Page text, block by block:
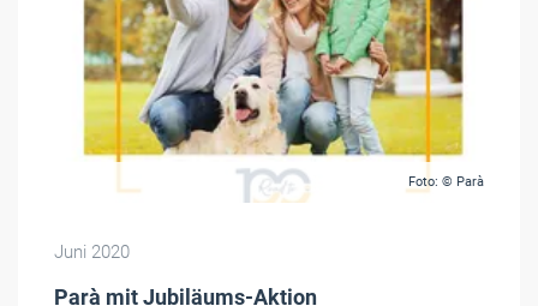
Foto: © Parà
Juni 2020
Parà mit Jubiläums-Aktion